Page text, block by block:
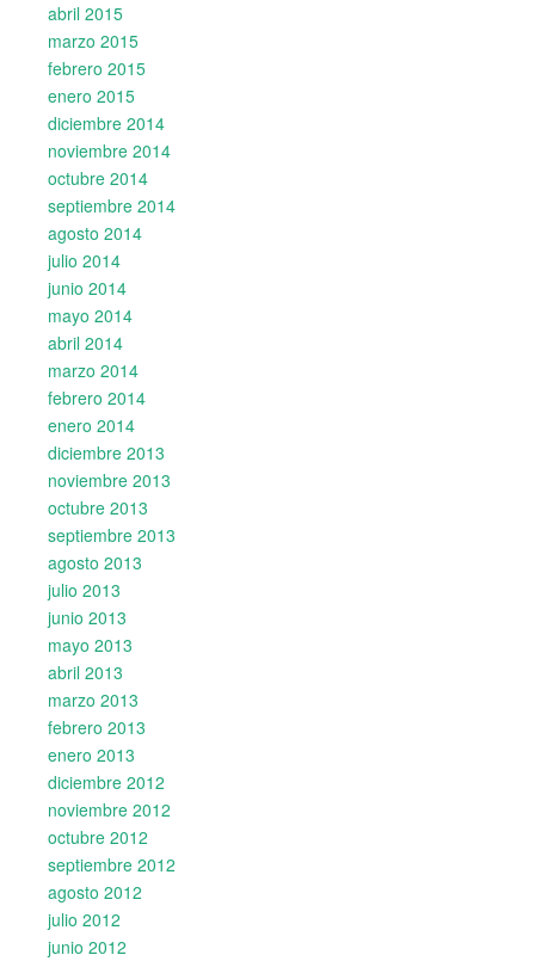
abril 2015
marzo 2015
febrero 2015
enero 2015
diciembre 2014
noviembre 2014
octubre 2014
septiembre 2014
agosto 2014
julio 2014
junio 2014
mayo 2014
abril 2014
marzo 2014
febrero 2014
enero 2014
diciembre 2013
noviembre 2013
octubre 2013
septiembre 2013
agosto 2013
julio 2013
junio 2013
mayo 2013
abril 2013
marzo 2013
febrero 2013
enero 2013
diciembre 2012
noviembre 2012
octubre 2012
septiembre 2012
agosto 2012
julio 2012
junio 2012